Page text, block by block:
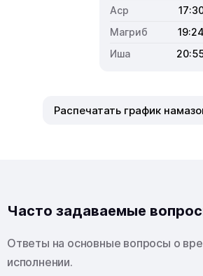
19:24
Распечатать график
Часто задаваемые
Ответы на основные вопросы о
исполнении.